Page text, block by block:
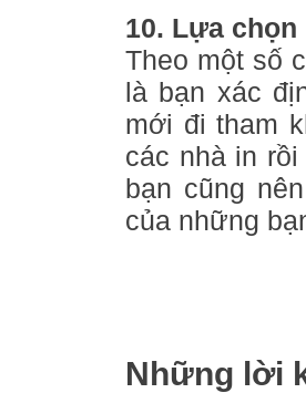
10. Lựa
Theo một số
là bạn xác
mới đi tham
các nhà in
bạn cũng
của những
Những lời